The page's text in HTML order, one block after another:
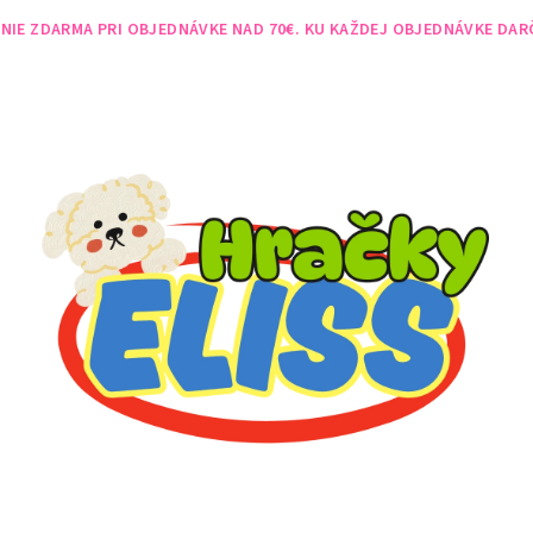
ZDARMA PRI OBJEDNÁVKE NAD 70€. KU KAŽDEJ OBJEDNÁVKE